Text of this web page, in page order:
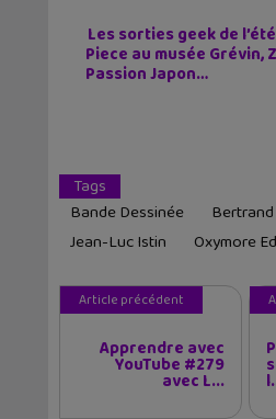
Les sorties geek de
Piece au musée Grévin,
Passion Japon…
Tags
Bande Dessinée
Jean-Luc Istin
Oxymore
Article précédent
Apprendre avec
YouTube #279
avec L...